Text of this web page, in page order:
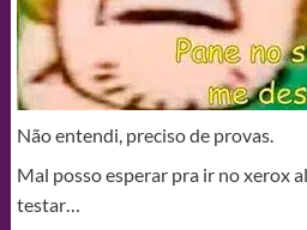
Não entendi, preciso de provas.
Mal posso esperar pra ir no xerox
testar…